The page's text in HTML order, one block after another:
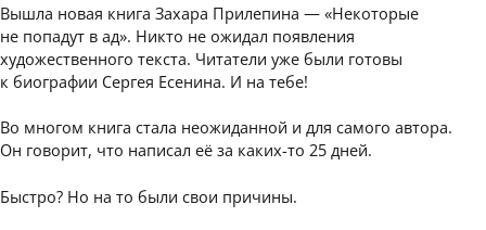
Вышла новая книга Захара Прилепина — «Некоторые
не попадут в ад». Никто не ожидал появления
художественного текста. Читатели уже были готовы
к биографии Сергея Есенина. И на тебе!
Во многом книга стала неожиданной и для самого автора.
Он говорит, что написал её за каких-то 25 дней.
Быстро? Но на то были свои причины.